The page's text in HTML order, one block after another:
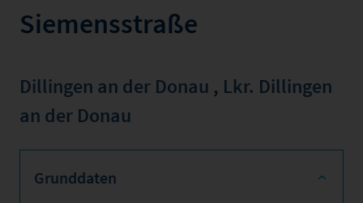
Siemensstraße
Dillingen an der Donau , Lkr. Dillingen
an der Donau
Grunddaten